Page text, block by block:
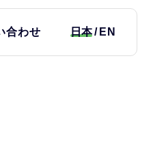
合わせ 日本 EN